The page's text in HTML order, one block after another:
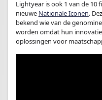
Lightyear is ook 1 van de 10
nieuwe Nationale Iconen.
bekend wie van de
worden omdat hun
oplossingen voor